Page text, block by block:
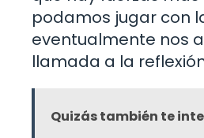
podamos jugar con
eventualmente nos
llamada a la
Quizás también te